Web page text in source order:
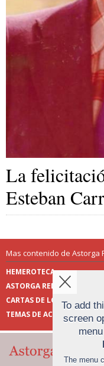
La
Esteban
Mas contenido de Astorga
HEMEROTECA
ASTORGA REDACCIÓN
CARTAS DE LOS LECTORES
TEMAS DE ACTUALIDAD
To add
screen
The menu
Aviso
lista de